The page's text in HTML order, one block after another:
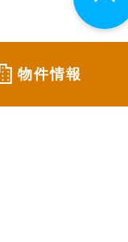
物件情報